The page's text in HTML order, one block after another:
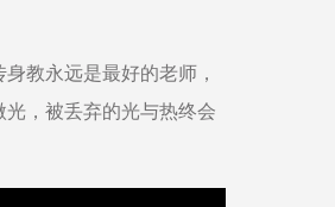
教永远是最好的老师，
，被丢弃的光与热终会